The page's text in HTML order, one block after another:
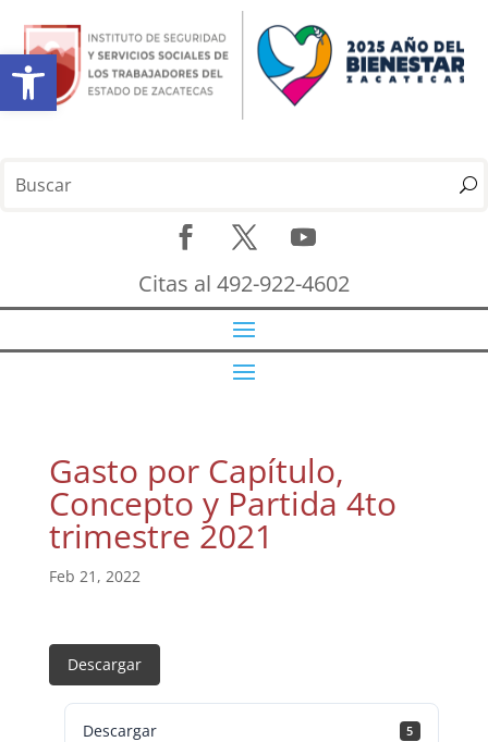
Abrir barra de herramientas
Citas al 492-922-4602
Gasto por Capítulo,
Concepto y Partida 4to
trimestre 2021
Feb 21, 2022
Descargar
Descargar 5